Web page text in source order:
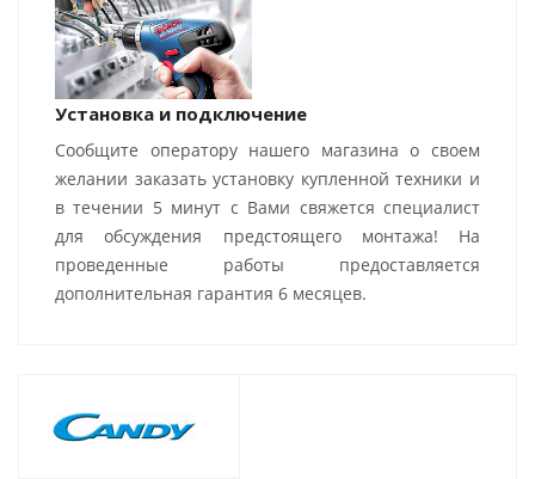
Установка и подключение
Сообщите оператору нашего магазина о своем
желании заказать установку купленной техники и
в течении 5 минут с Вами свяжется специалист
для обсуждения предстоящего монтажа! На
проведенные работы предоставляется
дополнительная гарантия 6 месяцев.